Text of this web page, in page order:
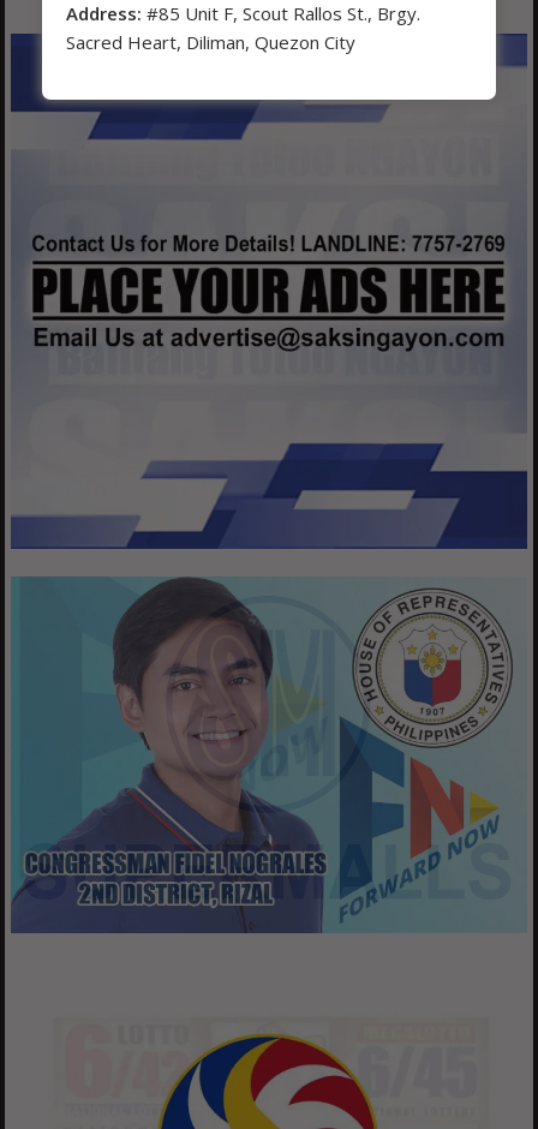
Address: #85 Unit F, Scout Rallos St., Brgy.
Sacred Heart, Diliman, Quezon City